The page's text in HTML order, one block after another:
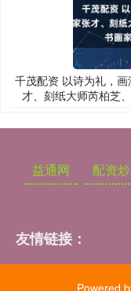
千茂配资 以诗为礼，
才、刻纸大师芮柏芝
益通网 配资
友情链接：